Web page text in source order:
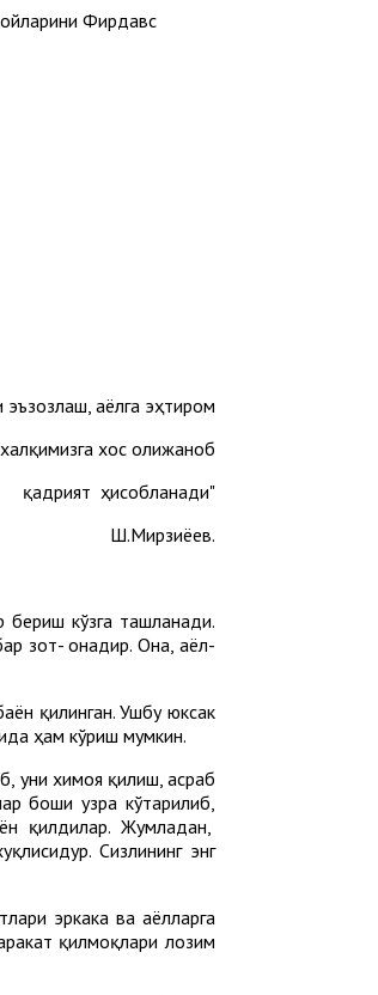
Фирдавс
эъзозлаш, аёлга эҳтиром
хос олижаноб
қадрият ҳисобланади"
Ш.Мирзиёев.
кўзга ташланади.
зот- онадир. Она, аёл-
қилинган. Ушбу юксак
ҳам кўриш мумкин.
уни химоя қилиш, асраб
боши узра кўтарилиб,
қилдилар. Жумладан,
Сизлининг энг
эркака ва аёлларга
қилмоқлари лозим